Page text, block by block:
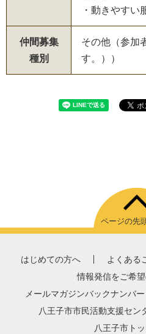
・動きやすい
仲間募集
種別
その他（参加
す。））
ページの先
はじめての方へ よくある
情報発信をご希
メールマガジンバックナンバー
八王子市市民活動支援セン
八王子市ト